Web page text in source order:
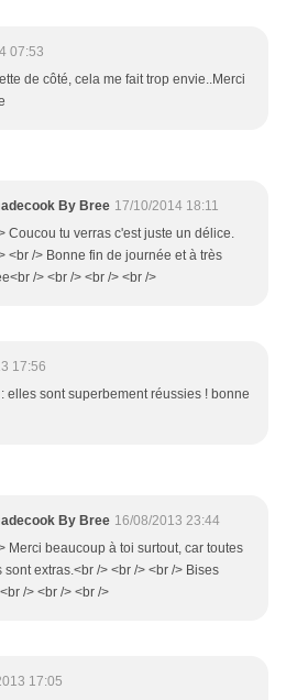
07:53
de côté, cela me fait trop envie..Merci
By Bree 17/10/2014 18:11
Coucou tu verras c'est juste un délice.
<br /> Bonne fin de journée et à très
/> <br /> <br /> <br />
17:56
elles sont superbement réussies ! bonne
By Bree 16/08/2013 23:44
Merci beaucoup à toi surtout, car toutes
sont extras.<br /> <br /> <br /> Bises
/> <br /> <br />
17:05